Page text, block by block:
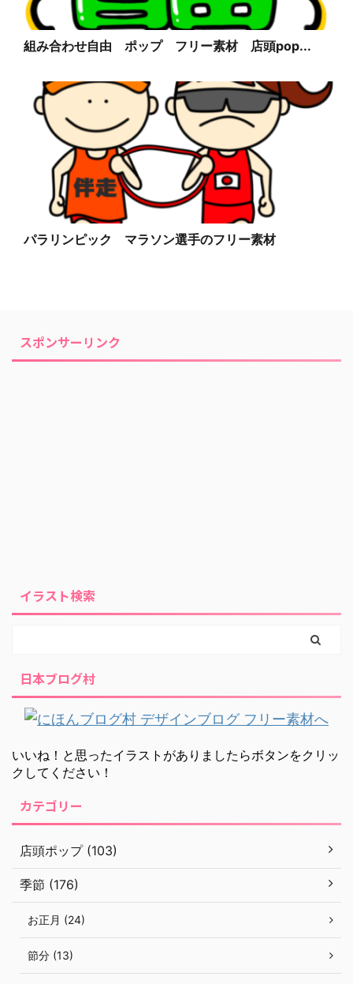
組み合わせ自由 ポップ フリー素材 店頭pop...
パラリンピック マラソン選手のフリー素材
スポンサーリンク
イラスト検索
日本ブログ村
いいね！と思ったイラストがありましたらボタンをクリッ
クしてください！
カテゴリー
店頭ポップ (103)
季節 (176)
お正月 (24)
節分 (13)